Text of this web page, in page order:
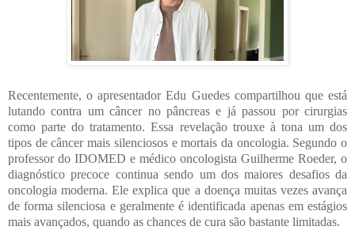
Recentemente, o apresentador Edu Guedes compartilhou que está
lutando contra um câncer no pâncreas e já passou por cirurgias
como parte do tratamento. Essa revelação trouxe à tona um dos
tipos de câncer mais silenciosos e mortais da oncologia. Segundo o
professor do IDOMED e médico oncologista Guilherme Roeder, o
diagnóstico precoce continua sendo um dos maiores desafios da
oncologia moderna. Ele explica que a doença muitas vezes avança
de forma silenciosa e geralmente é identificada apenas em estágios
mais avançados, quando as chances de cura são bastante limitadas.